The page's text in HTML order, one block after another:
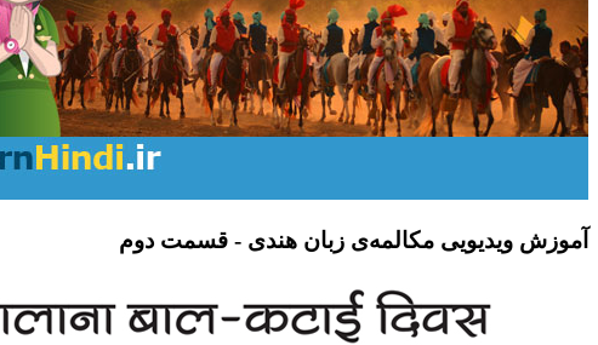
آموزش ویدیویی مکالمه‌ی زبان هندی - قسمت دوم